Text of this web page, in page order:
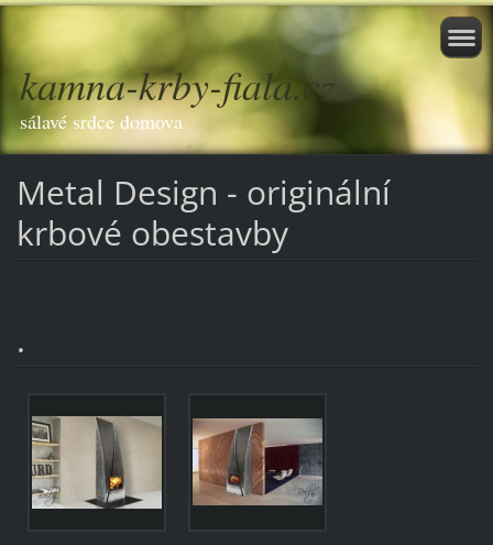
kamna-krby-fiala.cz
sálavé srdce domova
Metal Design - originální
krbové obestavby
.